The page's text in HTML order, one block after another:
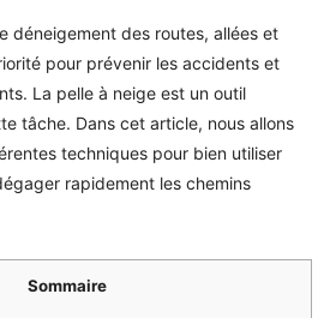
déneigement des routes, allées et
pour prévenir les accidents et
La pelle à neige est un outil
tâche. Dans cet article, nous allons
techniques pour bien utiliser
rapidement les chemins
Sommaire